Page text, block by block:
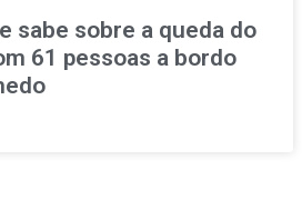
sabe sobre a queda do
61 pessoas a bordo